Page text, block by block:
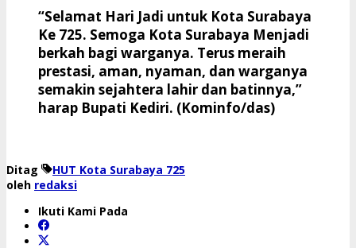
“Selamat Hari Jadi untuk Kota Surabaya
Ke 725. Semoga Kota Surabaya Menjadi
berkah bagi warganya. Terus meraih
prestasi, aman, nyaman, dan warganya
semakin sejahtera lahir dan batinnya,”
harap Bupati Kediri. (Kominfo/das)
Ditag
HUT Kota Surabaya 725
oleh redaksi
Ikuti Kami Pada